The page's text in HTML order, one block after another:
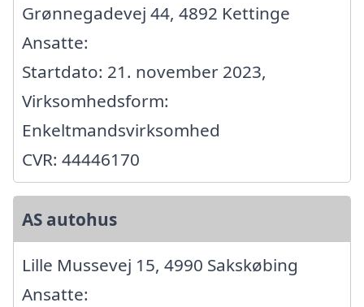
Grønnegadevej 44, 4892 Kettinge
Ansatte:
Startdato: 21. november 2023,
Virksomhedsform:
Enkeltmandsvirksomhed
CVR: 44446170
AS autohus
Lille Mussevej 15, 4990 Sakskøbing
Ansatte: